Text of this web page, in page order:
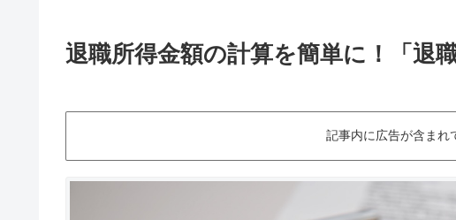
退職所得金額の計算を簡単に！「退
記事内に広告が含まれ